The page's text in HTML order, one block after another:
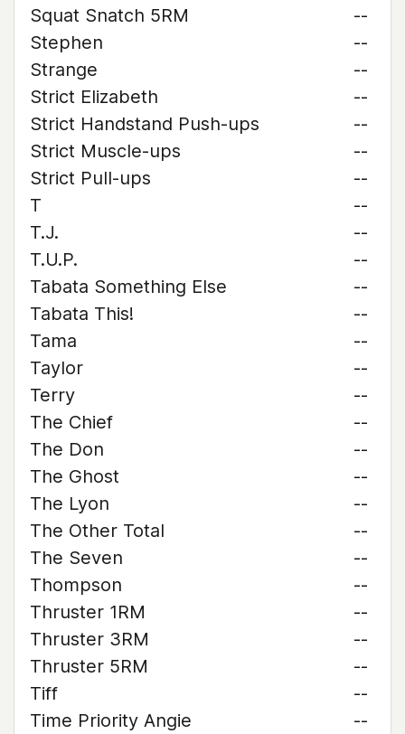
Squat Snatch 5RM
--
Stephen
--
Strange
--
Strict Elizabeth
--
Strict Handstand Push-ups
--
Strict Muscle-ups
--
Strict Pull-ups
--
T
--
T.J.
--
T.U.P.
--
Tabata Something Else
--
Tabata This!
--
Tama
--
Taylor
--
Terry
--
The Chief
--
The Don
--
The Ghost
--
The Lyon
--
The Other Total
--
The Seven
--
Thompson
--
Thruster 1RM
--
Thruster 3RM
--
Thruster 5RM
--
Tiff
--
Time Priority Angie
--